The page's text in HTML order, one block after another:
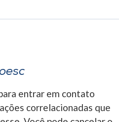
entrar em contato
correlacionadas que